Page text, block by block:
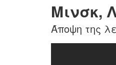
Μινσκ,
Άποψη της